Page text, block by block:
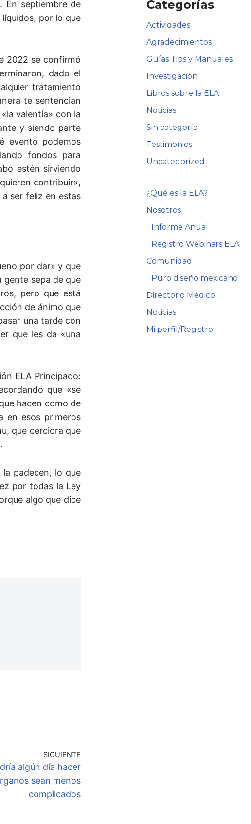
En septiembre de
por lo que
2022 se confirmó
dado el
tratamiento
te sentencian
valentía» con la
y siendo parte
evento podemos
fondos para
estén sirviendo
contribuir»,
ser feliz en estas
por dar» y que
gente sepa de que
pero que está
de ánimo que
una tarde con
que les da «una
ELA Principado:
que «se
hacen como de
en esos primeros
que cerciora que
padecen, lo que
por todas la Ley
algo que dice
SIGUIENTE
algún día hacer
sean menos
complicados
Categorías
Actividades
Agradecimientos
Guías Tips y Manuales
Investigación
Libros sobre la ELA
Noticias
Sin categoría
Testimonios
Uncategorized
¿Qué es la ELA?
Nosotros
Informe Anual
Registro Webinars ELA
Comunidad
Puro diseño mexicano
Directorio Médico
Noticias
Mi perfil/Registro